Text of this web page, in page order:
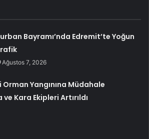
Bayramı’nda Edremit’te Yoğun
Ağustos 7, 2026
Yangınına Müdahale
Kara Ekipleri Artırıldı